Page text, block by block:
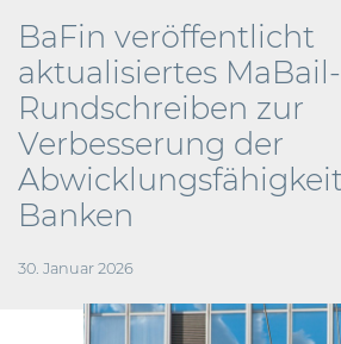
BaFin veröffentlicht
aktualisiertes
Rundschreiben zur
Verbesserung der
Banken
30. Januar 2026